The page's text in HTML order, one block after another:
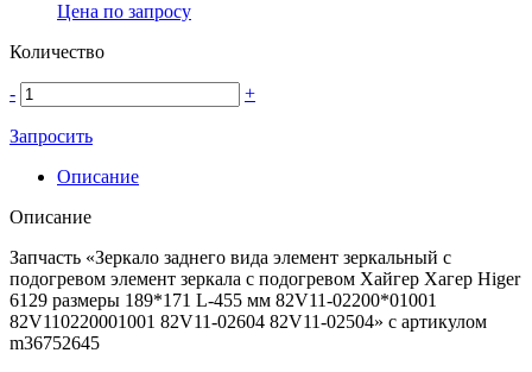
Цена по запросу
Количество
- +
Запросить
Описание
Описание
Запчасть «Зеркало заднего вида элемент зеркальный с
подогревом элемент зеркала с подогревом Хайгер Хагер Higer
6129 размеры 189*171 L-455 мм 82V11-02200*01001
82V110220001001 82V11-02604 82V11-02504» с артикулом
m36752645